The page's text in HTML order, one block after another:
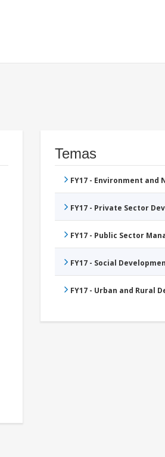
Temas
FY17 - Environment
FY17 - Private Sector
FY17 - Public Sector
FY17 - Social
FY17 - Urban and Rural